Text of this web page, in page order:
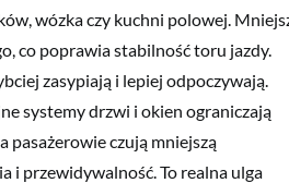
wózka czy kuchni polowej.
co poprawia stabilność toru jazdy.
zasypiają i lepiej odpoczywają.
systemy drzwi i okien ograniczają
pasażerowie czują mniejszą
i przewidywalność. To realna ulga